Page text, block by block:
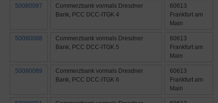
50080087
Commerzbank vormals Dresdner
Bank, PCC DCC-ITGK 4
60613
Frankfurt am
Main
50080088
Commerzbank vormals Dresdner
Bank, PCC DCC-ITGK 5
60613
Frankfurt am
Main
50080089
Commerzbank vormals Dresdner
Bank, PCC DCC-ITGK 6
60613
Frankfurt am
Main